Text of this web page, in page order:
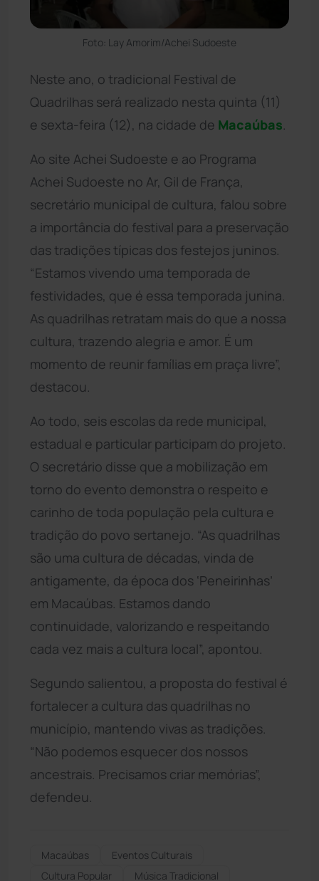
Foto: Lay Amorim/Achei Sudoeste
Neste ano, o tradicional Festival de
Quadrilhas será realizado nesta quinta (11)
e sexta-feira (12), na cidade de Macaúbas
Ao site Achei Sudoeste e ao Programa
Achei Sudoeste no Ar, Gil de França,
secretário municipal de cultura, falou sobre
a importância do festival para a preservação
das tradições típicas dos festejos juninos.
“Estamos vivendo uma temporada de
festividades, que é essa temporada junina.
As quadrilhas retratam mais do que a nossa
cultura, trazendo alegria e amor. É um
momento de reunir famílias em praça livre”,
destacou.
Ao todo, seis escolas da rede municipal,
estadual e particular participam do projeto.
O secretário disse que a mobilização em
torno do evento demonstra o respeito e
carinho de toda população pela cultura e
tradição do povo sertanejo. “As quadrilhas
são uma cultura de décadas, vinda de
antigamente, da época dos ‘Peneirinhas’
em Macaúbas. Estamos dando
continuidade, valorizando e respeitando
cada vez mais a cultura local”, apontou.
Segundo salientou, a proposta do festival é
fortalecer a cultura das quadrilhas no
município, mantendo vivas as tradições.
“Não podemos esquecer dos nossos
ancestrais. Precisamos criar memórias”,
defendeu.
Macaúbas
Eventos Culturais
Cultura Popular
Música Tradicional